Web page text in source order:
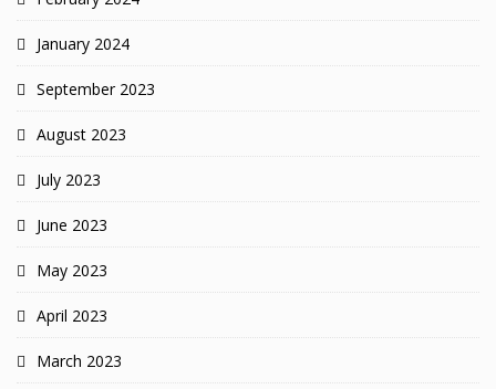
January 2024
September 2023
August 2023
July 2023
June 2023
May 2023
April 2023
March 2023